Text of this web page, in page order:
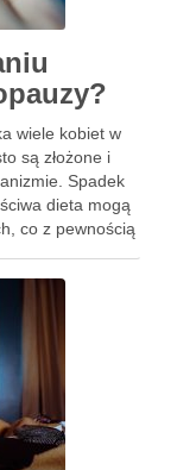
wiele kobiet w
są złożone i
Spadek
dieta mogą
co z pewnością